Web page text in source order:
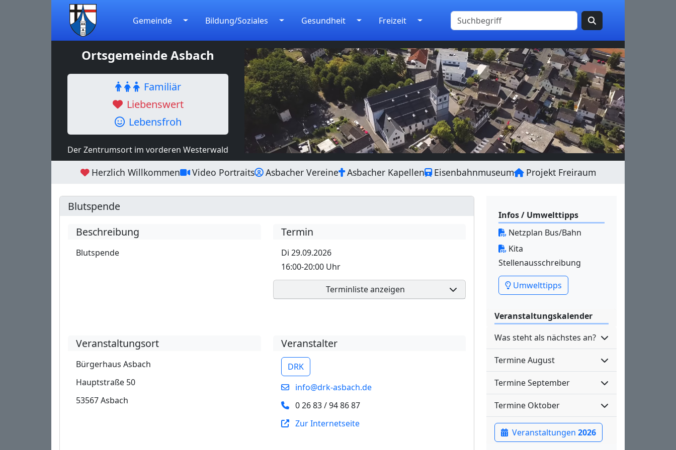
Gemeinde Bildung/Soziales Gesundheit Freizeit
Ortsgemeinde Asbach
Familiär
Liebenswert
Lebensfroh
Der Zentrumsort im vorderen Westerwald
Herzlich Willkommen Video Portraits Asbacher Vereine Asbacher Kapellen Eisenbahnmuseum Projekt Freiraum
Blutspende
Beschreibung
Blutspende
Termin
Di 29.09.2026
16:00-20:00 Uhr
Terminliste anzeigen
Veranstaltungsort
Bürgerhaus Asbach
Hauptstraße 50
53567 Asbach
Veranstalter
DRK
info@drk-asbach.de
0 26 83 / 94 86 87
Zur Internetseite
Infos / Umwelttipps
Netzplan Bus/Bahn
Kita
Stellenausschreibung
Umwelttipps
Veranstaltungskalender
Was steht als nächstes an?
Termine August
Termine September
Termine Oktober
Veranstaltungen 2026